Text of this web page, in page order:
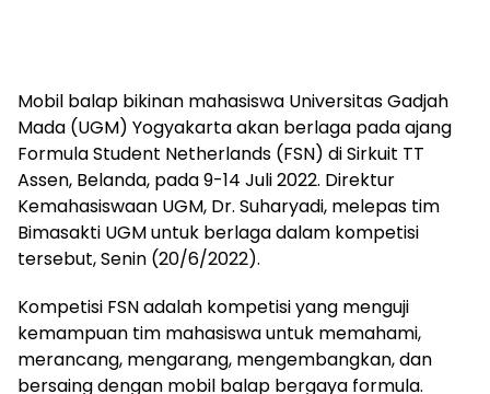
Mobil balap bikinan mahasiswa Universitas Gadjah
Mada (UGM) Yogyakarta akan berlaga pada ajang
Formula Student Netherlands (FSN) di Sirkuit TT
Assen, Belanda, pada 9-14 Juli 2022. Direktur
Kemahasiswaan UGM, Dr. Suharyadi, melepas tim
Bimasakti UGM untuk berlaga dalam kompetisi
tersebut, Senin (20/6/2022).
Kompetisi FSN adalah kompetisi yang menguji
kemampuan tim mahasiswa untuk memahami,
merancang, mengarang, mengembangkan, dan
bersaing dengan mobil balap bergaya formula.